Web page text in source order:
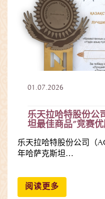
01.07.2026
乐天拉哈特股份公
坦最佳商品”竞赛
乐天拉哈特股份公司（
年哈萨克斯坦…
阅读更多